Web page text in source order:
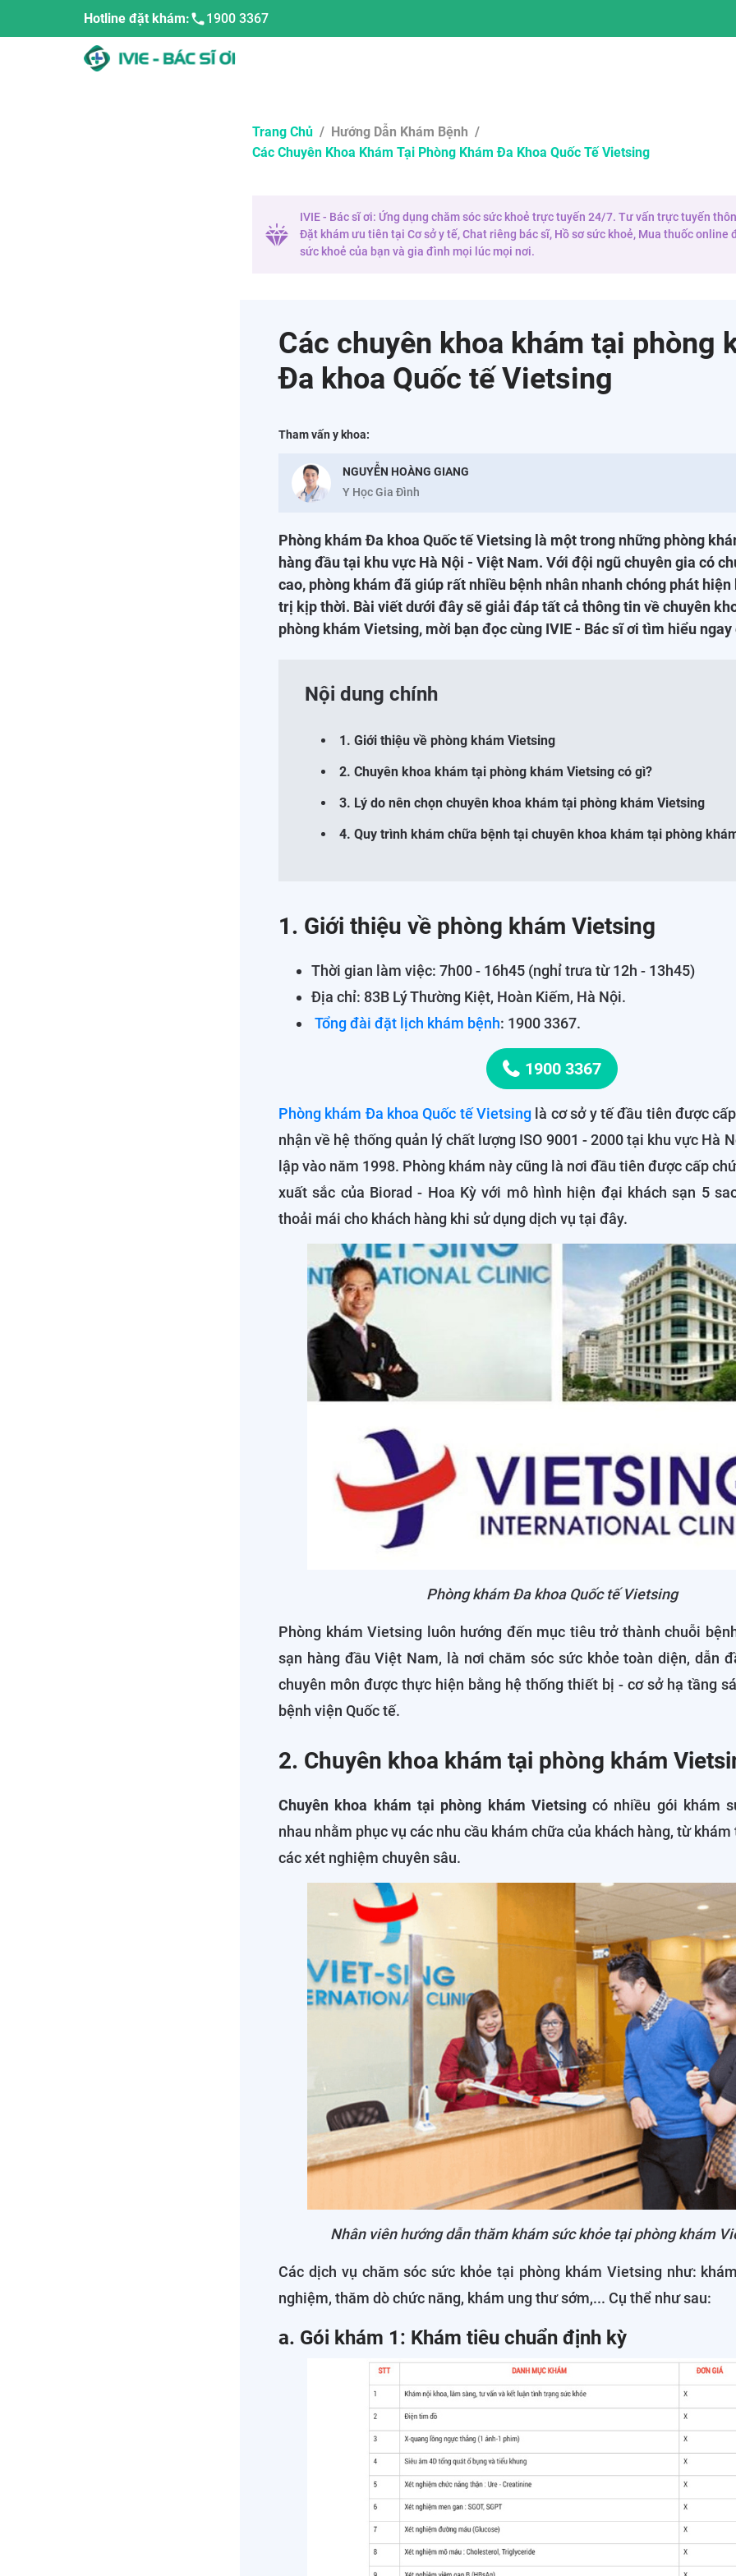
Hotline đặt khám: 1900 3367
Trang Chủ / Hướng Dẫn Khám Bệnh /
Các Chuyên Khoa Khám Tại Phòng Khám Đa Khoa Quốc Tế Vietsing
IVIE - Bác sĩ ơi: Ứng dụng chăm sóc sức khoẻ trực tuyến 24/7. Tư vấn trực tuyến
Đặt khám ưu tiên tại Cơ sở y tế, Chat riêng bác sĩ, Hồ sơ sức khoẻ, Mua thuốc online
sức khoẻ của bạn và gia đình mọi lúc mọi nơi.
Các chuyên khoa khám tại phòng
Đa khoa Quốc tế Vietsing
Tham vấn y khoa:
NGUYỄN HOÀNG GIANG
Y Học Gia Đình
Phòng khám Đa khoa Quốc tế Vietsing là một trong những phòng
hàng đầu tại khu vực Hà Nội - Việt Nam. Với đội ngũ chuyên gia có
cao, phòng khám đã giúp rất nhiều bệnh nhân nhanh chóng phát hiện
trị kịp thời. Bài viết dưới đây sẽ giải đáp tất cả thông tin về chuyên
phòng khám Vietsing, mời bạn đọc cùng IVIE - Bác sĩ ơi tìm hiểu ngay
Nội dung chính
1. Giới thiệu về phòng khám Vietsing
2. Chuyên khoa khám tại phòng khám Vietsing có gì?
3. Lý do nên chọn chuyên khoa khám tại phòng khám Vietsing
4. Quy trình khám chữa bệnh tại chuyên khoa khám tại phòng
1. Giới thiệu về phòng khám Vietsing
Thời gian làm việc: 7h00 - 16h45 (nghỉ trưa từ 12h - 13h45)
Địa chỉ: 83B Lý Thường Kiệt, Hoàn Kiếm, Hà Nội.
Tổng đài đặt lịch khám bệnh: 1900 3367.
1900 3367
Phòng khám Đa khoa Quốc tế Vietsing là cơ sở y tế đầu tiên được
nhận về hệ thống quản lý chất lượng ISO 9001 - 2000 tại khu vực Hà
lập vào năm 1998. Phòng khám này cũng là nơi đầu tiên được cấp
xuất sắc của Biorad - Hoa Kỳ với mô hình hiện đại khách sạn 5
thoải mái cho khách hàng khi sử dụng dịch vụ tại đây.
Phòng khám Đa khoa Quốc tế Vietsing
Phòng khám Vietsing luôn hướng đến mục tiêu trở thành chuỗi
sạn hàng đầu Việt Nam, là nơi chăm sóc sức khỏe toàn diện, dẫn
chuyên môn được thực hiện bằng hệ thống thiết bị - cơ sở hạ tầng
bệnh viện Quốc tế.
2. Chuyên khoa khám tại phòng khám
Chuyên khoa khám tại phòng khám Vietsingcó nhiều gói khám
nhau nhằm phục vụ các nhu cầu khám chữa của khách hàng, từ
các xét nghiệm chuyên sâu.
Nhân viên hướng dẫn thăm khám sức khỏe tại phòng khám
Các dịch vụ chăm sóc sức khỏe tại phòng khám Vietsing như:
nghiệm, thăm dò chức năng, khám ung thư sớm,... Cụ thể như sau:
a. Gói khám 1: Khám tiêu chuẩn định kỳ